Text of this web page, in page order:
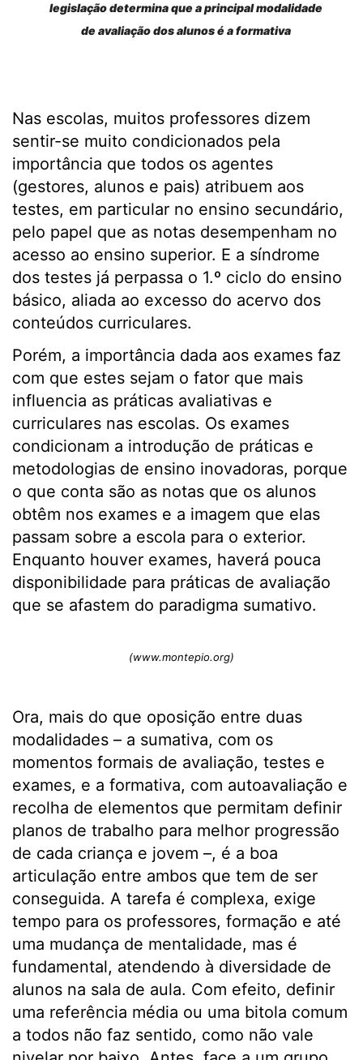
legislação determina que a principal modalidade
de avaliação dos alunos é a formativa
Nas escolas, muitos professores dizem
sentir-se muito condicionados pela
importância que todos os agentes
(gestores, alunos e pais) atribuem aos
testes, em particular no ensino secundário,
pelo papel que as notas desempenham no
acesso ao ensino superior. E a síndrome
dos testes já perpassa o 1.º ciclo do ensino
básico, aliada ao excesso do acervo dos
conteúdos curriculares.
Porém, a importância dada aos exames faz
com que estes sejam o fator que mais
influencia as práticas avaliativas e
curriculares nas escolas. Os exames
condicionam a introdução de práticas e
metodologias de ensino inovadoras, porque
o que conta são as notas que os alunos
obtêm nos exames e a imagem que elas
passam sobre a escola para o exterior.
Enquanto houver exames, haverá pouca
disponibilidade para práticas de avaliação
que se afastem do paradigma sumativo.
(www.montepio.org)
Ora, mais do que oposição entre duas
modalidades – a sumativa, com os
momentos formais de avaliação, testes e
exames, e a formativa, com au­toavaliação e
recolha de elementos que permitam definir
planos de trabalho para melhor progressão
de cada criança e jovem –, é a boa
articulação entre ambos que tem de ser
conseguida. A tarefa é complexa, exige
tempo para os professores, formação e até
uma mudança de mentalidade, mas é
fundamental, atendendo à diversidade de
alunos na sala de aula. Com efeito, definir
uma referência média ou uma bitola comum
a todos não faz sentido, como não vale